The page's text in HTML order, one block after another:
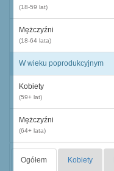
(18-59 lat)
Mężczyźni
(18-64 lata)
W wieku poprodukcyjnym
Kobiety
(59+ lat)
Mężczyźni
(64+ lata)
Ogółem Kobiety